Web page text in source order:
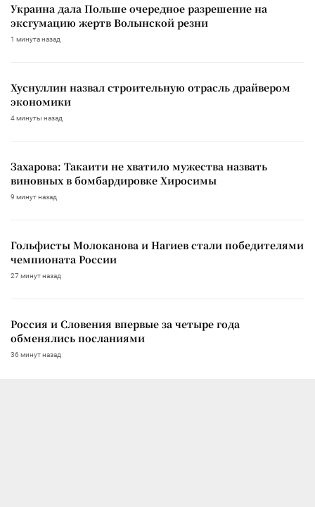
Украина дала Польше очередное разрешение на
эксгумацию жертв Волынской резни
1 минута назад
Хуснуллин назвал строительную отрасль драйвером
экономики
4 минуты назад
Захарова: Такаити не хватило мужества назвать
виновных в бомбардировке Хиросимы
9 минут назад
Гольфисты Молоканова и Нагиев стали победителями
чемпионата России
27 минут назад
Россия и Словения впервые за четыре года
обменялись посланиями
36 минут назад